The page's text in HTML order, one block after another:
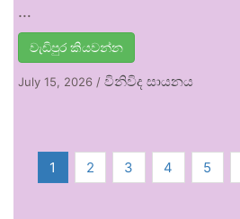
…
වැඩිපුර කියවන්න
July 15, 2026 / විනිවිද සායනය
1 2 3 4 5